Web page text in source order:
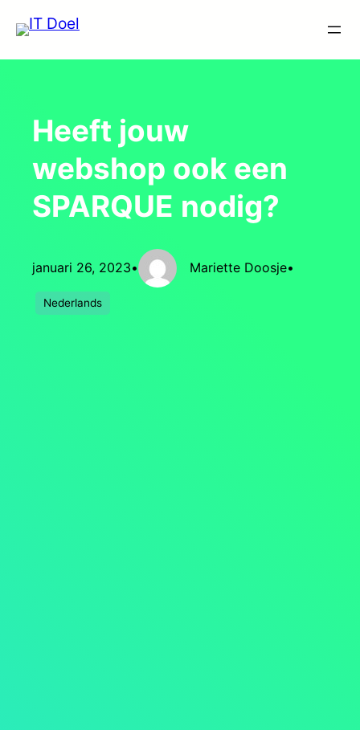
naar
de
Heeft jouw
webshop ook een
SPARQUE nodig?
januari 26, 2023• Mariette Doosje•
Nederlands